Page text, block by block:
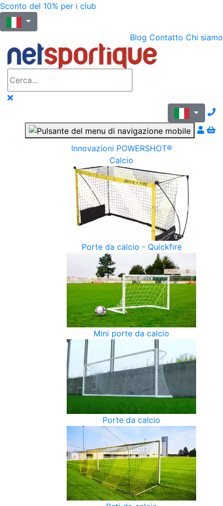
Sconto del 10% per i club
Blog Contatto Chi siamo
Innovazioni POWERSHOT®
Calcio
Porte da calcio - Quickfire
Mini porte da calcio
Porte da calcio